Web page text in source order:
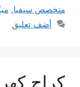
متخصص سيفيا,
أضف تعليق
كراج